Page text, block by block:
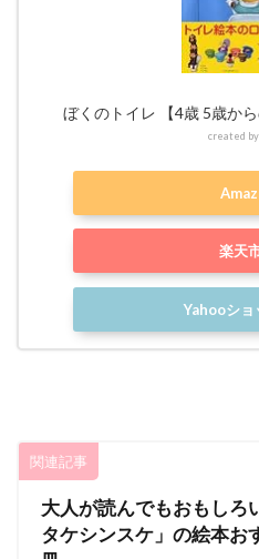
ぼくのトイレ 【4歳 5歳か
created by
楽天
Yahooショ
関連記事
大人が読んでもおもしろ
タケシンスケ」の絵本お